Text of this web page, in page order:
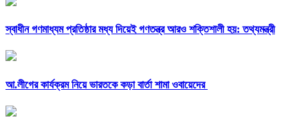
স্বাধীন গণমাধ্যম প্রতিষ্ঠার মধ্য দিয়েই গণতন্ত্র আরও শক্তিশালী হয়: তথ্যমন্ত্রী
আ.লীগের কার্যক্রম নিয়ে ভারতকে কড়া বার্তা শামা ওবায়েদের